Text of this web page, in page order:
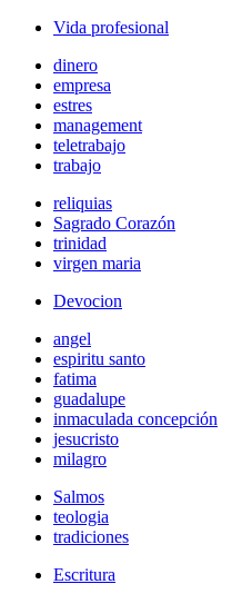
Vida profesional
dinero
empresa
estres
management
teletrabajo
trabajo
reliquias
Sagrado Corazón
trinidad
virgen maria
Devocion
angel
espiritu santo
fatima
guadalupe
inmaculada concepción
jesucristo
milagro
Salmos
teologia
tradiciones
Escritura